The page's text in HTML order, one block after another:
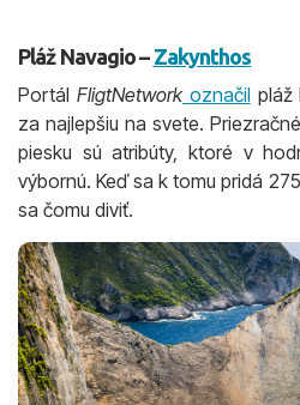
Pláž Navagio – Zakynthos
Portál FligtNetwork označil pláž
za najlepšiu na svete.
piesku sú atribúty, ktoré v
výbornú. Keď sa k tomu pridá
sa čomu diviť.